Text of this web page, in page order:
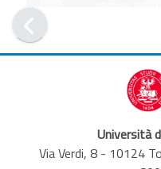
Università
Via Verdi, 8 - 10124